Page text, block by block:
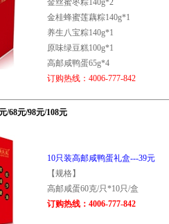
金丝蜜枣粽140g*2
金桂蜂蜜莲藕粽140g*1
养生八宝粽140g*1
原味绿豆糕100g*1
高邮咸鸭蛋65g*4
订购热线：4006-777-842
68元/98元/108元
10只装高邮咸鸭蛋礼盒---39元
【规格】
高邮咸蛋60克/只*10只/盒
订购热线：4006-777-842